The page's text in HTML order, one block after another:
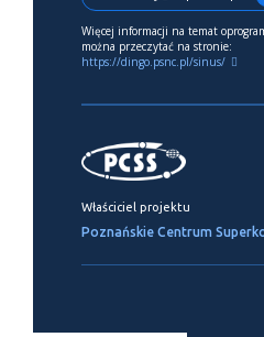
Więcej informacji na temat
można przeczytać na stronie:
https://dingo.psnc.pl/sinus/
Właściciel projektu
Poznańskie Centrum